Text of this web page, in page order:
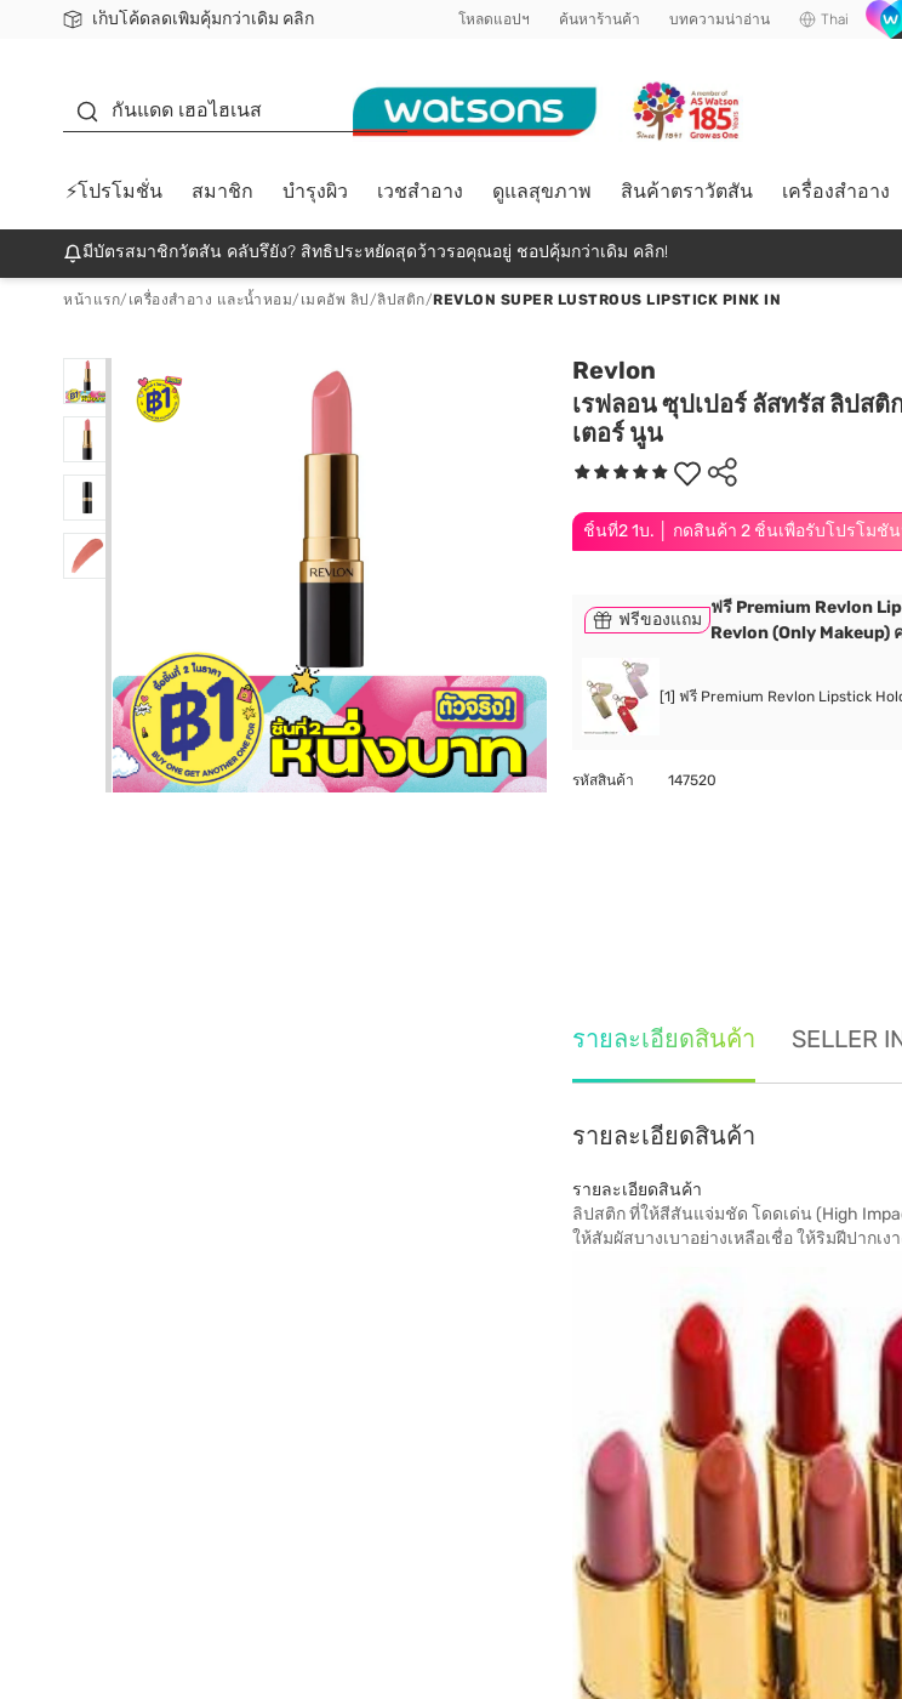
เก็บโค้ดลดเพิ่มคุ้มกว่าเดิม คลิก
ชอปออนไลน์ครั้งแรก ลดเพิ่มจุก ๆ 10%! 🎉
📦ส่งฟรี! เมื่อชอป 499฿
สมาชิกวัตสัน คลับดียังไง? โหลดแอปฯ ค้นหาร้านค้า บทความน่าอ่าน Thai
กันแดด เฮอไฮเนส
⚡โปรโมชั่น สมาชิก บำรุงผิว เวชสำอาง ดูแลสุขภาพ สินค้าตราวัตสัน เครื่องสำอาง
มีบัตรสมาชิกวัตสัน คลับรึยัง? สิทธิประหยัดสุดว้าวรอคุณอยู่ ชอปคุ้มกว่าเดิม คลิก!
หน้าแรก/ เครื่องสำอาง และน้ำหอม/ เมคอัพ ลิป /ลิปสติก/REVLON SUPER LUSTROUS LIPSTICK PINK IN
Revlon
เรฟลอน ซุปเปอร์ ลัสทรัส ลิปส
เตอร์ นูน
ชิ้นที่2 1บ. │ กดสินค้า 2 ชิ้นเพื่อรับโปรโมชั
ฟรีของแถม
ฟรี Premium Revlon
Revlon (Only Makeup)
[1] ฟรี Premium Revlon Lipstick
รหัสสินค้า 147520
รายละเอียดสินค้า SELLER
รายละเอียดสินค้า
รายละเอียดสินค้า
ลิปสติก ที่ให้สีสันแจ่มชัด โดดเด่น (High
ให้สัมผัสบางเบาอย่างเหลือเชื่อ ให้ริมฝีปากเ